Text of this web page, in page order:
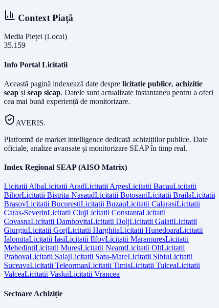
Context Piață
Media Pieței (Local)
35.159
Info Portal Licitatii
Această pagină indexează date despre licitatie publice, achizitie
seap și seap sicap. Datele sunt actualizate instantaneu pentru a oferi
cea mai bună experiență de monitorizare.
AVERIS.
Platformă de market intelligence dedicată achizițiilor publice. Date
oficiale, analize avansate și monitorizare SEAP în timp real.
Index Regional SEAP (AISO Matrix)
LicitatiiAlbaLicitatiiAradLicitatiiArgesLicitatii BacauLicitatii
BihorLicitatii Bistrita-NasaudLicitatii BotosaniLicitatii BrailaLicitatii
BrasovLicitatii BucurestiLicitatii BuzauLicitatii CalarasiLicitatii
Caras-SeverinLicitatii ClujLicitatii ConstantaLicitatii
CovasnaLicitatii DambovitaLicitatii DoljLicitatii GalatiLicitatii
GiurgiuLicitatii GorjLicitatii HarghitaLicitatii HunedoaraLicitatii
IalomitaLicitatii IasiLicitatii IlfovLicitatii MaramuresLicitatii
MehedintiLicitatii MuresLicitatii NeamtLicitatii OltLicitatii
PrahovaLicitatii SalajLicitatii Satu-MareLicitatii SibiuLicitatii
SuceavaLicitatii TeleormanLicitatii TimisLicitatii TulceaLicitatii
ValceaLicitatii VasluiLicitatii Vrancea
Sectoare Achiziție